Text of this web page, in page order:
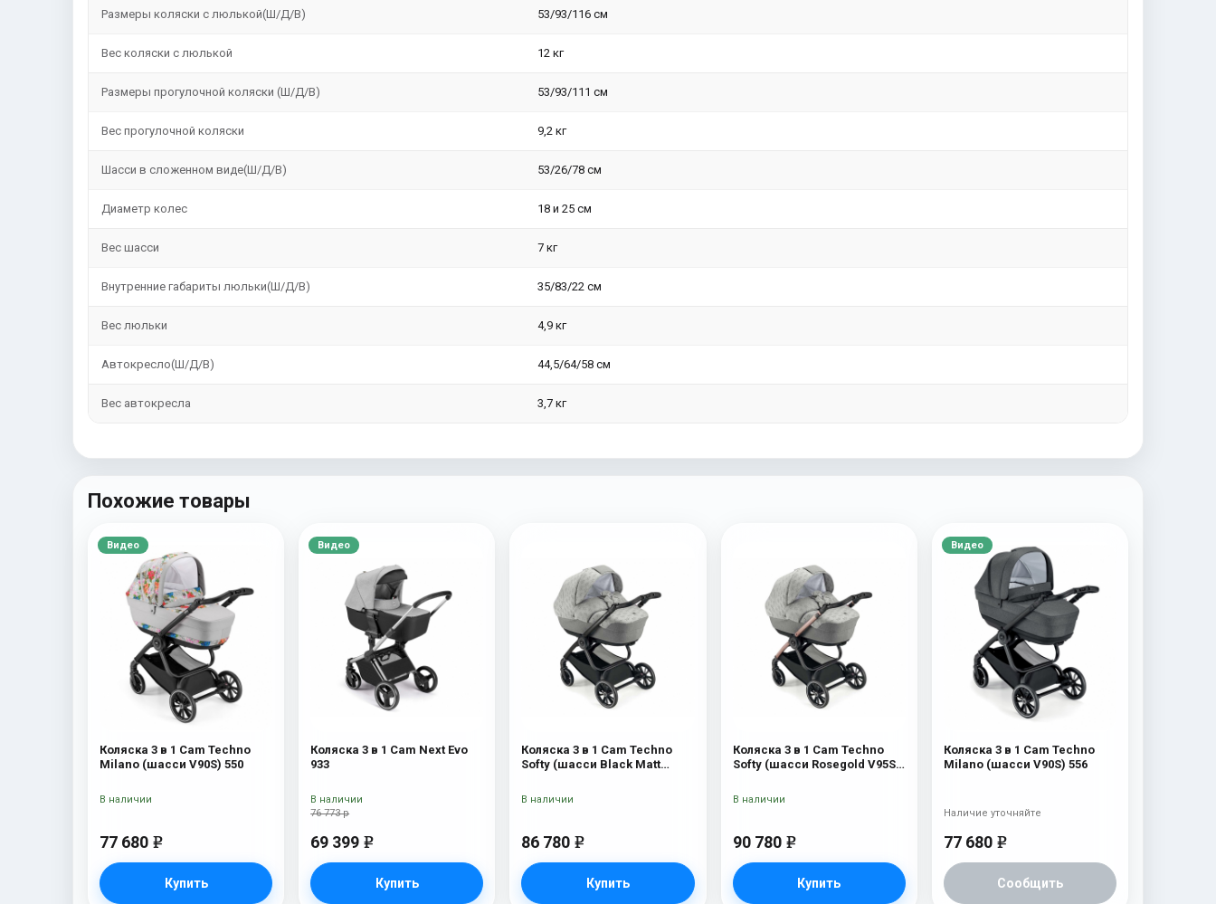
Размеры коляски с люлькой(Ш/Д/В) 53/93/116 см
Вес коляски с люлькой 12 кг
Размеры прогулочной коляски (Ш/Д/В) 53/93/111 см
Вес прогулочной коляски 9,2 кг
Шасси в сложенном виде(Ш/Д/В) 53/26/78 см
Диаметр колес 18 и 25 см
Вес шасси 7 кг
Внутренние габариты люльки(Ш/Д/В) 35/83/22 см
Вес люльки 4,9 кг
Автокресло(Ш/Д/В) 44,5/64/58 см
Вес автокресла 3,7 кг
Похожие товары
Видео
Коляска 3 в 1 Cam Techno
Milano (шасси V90S) 550
77 680 e
Купить
В наличии
Видео
Коляска 3 в 1 Cam Next Evo
933
76 773 р
69 399 e
Купить
В наличии
Коляска 3 в 1 Cam Techno
Softy (шасси Black Matt
86 780 e
Купить
В наличии
Коляска 3 в 1 Cam Techno
Softy (шасси Rosegold V95S)
90 780 e
Купить
В наличии
Видео
Коляска 3 в 1 Cam Techno
Milano (шасси V90S) 556
77 680 e
Сообщить
Наличие уточняйте